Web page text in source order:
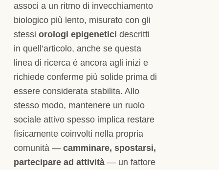
associ a un ritmo di invecchiamento
biologico più lento, misurato con gli
stessi orologi epigenetici descritti
in quell’articolo, anche se questa
linea di ricerca è ancora agli inizi e
richiede conferme più solide prima di
essere considerata stabilita. Allo
stesso modo, mantenere un ruolo
sociale attivo spesso implica restare
fisicamente coinvolti nella propria
comunità — camminare, spostarsi,
partecipare ad attività — un fattore